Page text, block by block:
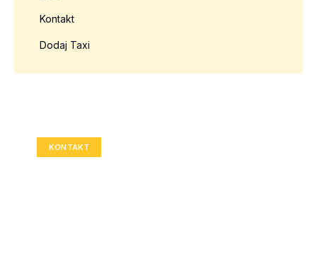
Kontakt
Dodaj Taxi
KONTAKT